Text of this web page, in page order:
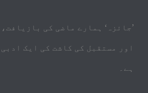
’جائزہ‘ ہمارے ماضی کی
اور مستقبل کی کاشت کی ایک
ہے۔